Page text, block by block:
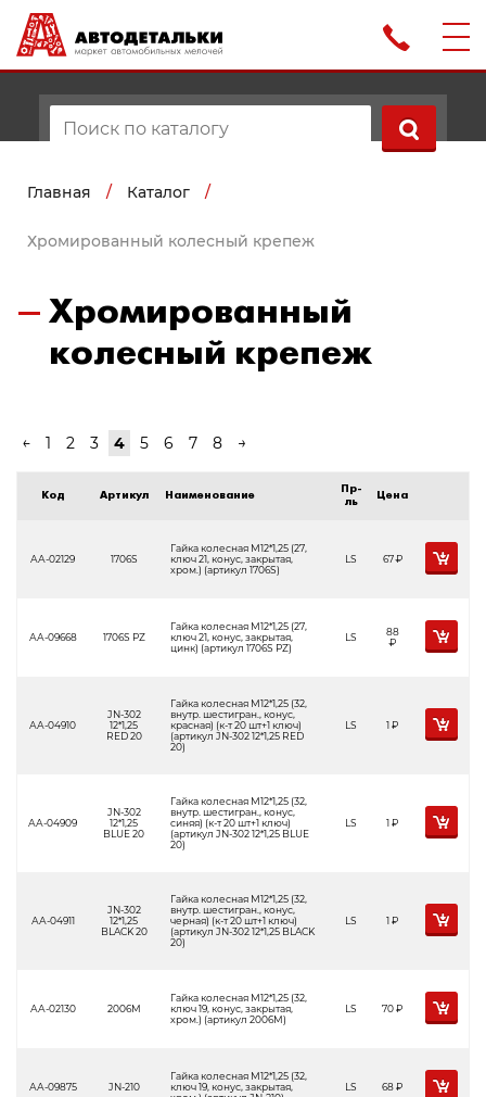
Главная / Каталог /
Хромированный колесный крепеж
Хромированный
колесный крепеж
← 1 2 3 4 5 6 7 8 →
Код Артикул Наименование
Пр-
ль
Цена
АА-02129 1706S
Гайка колесная М12*1,25 (27,
ключ 21, конус, закрытая,
хром.) (артикул 1706S)
LS 67Р
АА-09668 1706S PZ
Гайка колесная М12*1,25 (27,
ключ 21, конус, закрытая,
цинк) (артикул 1706S PZ)
LS
88
Р
АА-04910
JN-302
12*1,25
RED 20
Гайка колесная М12*1,25 (32,
внутр. шестигран., конус,
красная) (к-т 20 шт+1 ключ)
(артикул JN-302 12*1,25 RED
20)
LS 1Р
АА-04909
JN-302
12*1,25
BLUE 20
Гайка колесная М12*1,25 (32,
внутр. шестигран., конус,
синяя) (к-т 20 шт+1 ключ)
(артикул JN-302 12*1,25 BLUE
20)
LS 1Р
АА-04911
JN-302
12*1,25
BLACK 20
Гайка колесная М12*1,25 (32,
внутр. шестигран., конус,
черная) (к-т 20 шт+1 ключ)
(артикул JN-302 12*1,25 BLACK
20)
LS 1Р
АА-02130 2006M
Гайка колесная М12*1,25 (32,
ключ 19, конус, закрытая,
хром.) (артикул 2006M)
LS 70Р
АА-09875 JN-210
Гайка колесная М12*1,25 (32,
ключ 19, конус, закрытая,
LS 68Р